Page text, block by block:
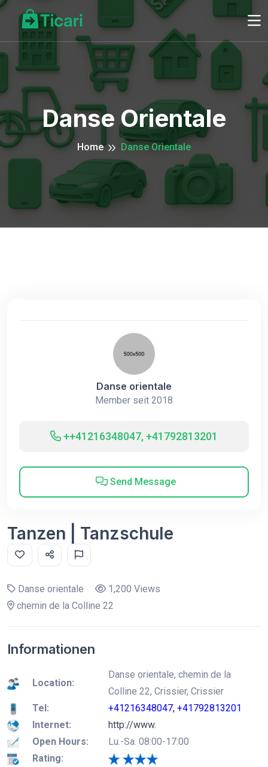
Danse Orientale
Home Danse Orientale
Danse orientale
Member seit 2018
++41216348047, +41792813201
Send Message
Tanzen | Tanzschule
Danse orientale
1,200 Views
chemin de la Colline 22
Informationen
Location:
Danse orientale, chemin de la
Colline 22, Crissier, Crissier
Tel:
+41216348047, +41792813201
Internet:
http://www.
Open Hours:
Lu.-Sa. 08:00-17:00
Rating: